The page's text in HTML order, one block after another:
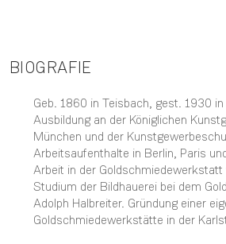
BIOGRAFIE
Geb. 1860 in Teisbach, gest. 1930
Ausbildung an der Königlichen
München und der
Arbeitsaufenthalte in Berlin, Paris
Arbeit in der
Studium der Bildhauerei bei dem
Adolph Halbreiter. Gründung einer
Goldschmiedewerkstätte in der